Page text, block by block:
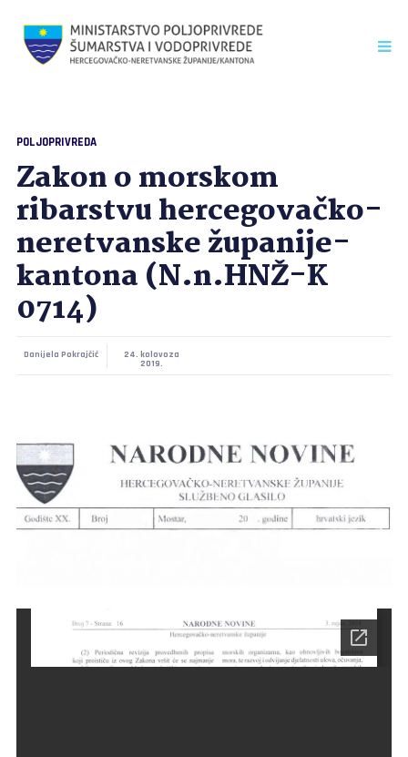
POLJOPRIVREDA
Zakon o morskom
ribarstvu hercegovačko-
neretvanske županije-
kantona (N.n.HNŽ-K
0714)
Danijela Pokrajčić
24. kolovoza
2019.